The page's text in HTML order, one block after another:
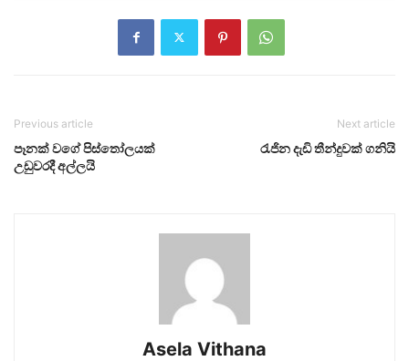
Previous article
පෑනක් වගේ පිස්තෝලයක්
උඩුවරදී අල්ලයි
Next article
රැජින දැඩි තීන්දුවක් ගනියි
Asela Vithana